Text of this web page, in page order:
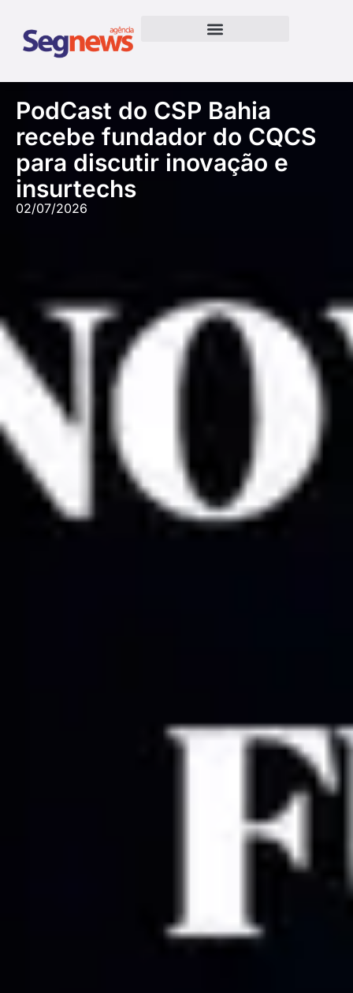
PodCast do CSP Bahia
recebe fundador do CQCS
para discutir inovação e
insurtechs
02/07/2026